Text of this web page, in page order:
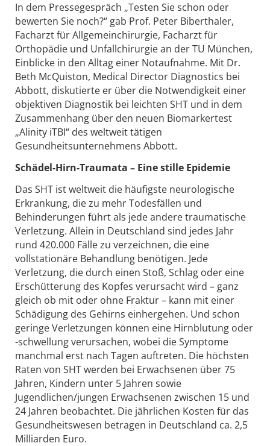
In dem Pressegespräch „Testen Sie schon oder
bewerten Sie noch?“ gab Prof. Peter Biberthaler,
Facharzt für Allgemeinchirurgie, Facharzt für
Orthopädie und Unfallchirurgie an der TU München,
Einblicke in den Alltag einer Notaufnahme. Mit Dr.
Beth McQuiston, Medical Director Diagnostics bei
Abbott, diskutierte er über die Notwendigkeit einer
objektiven Diagnostik bei leichten SHT und in dem
Zusammenhang über den neuen Biomarkertest
„Alinity iTBI“ des weltweit tätigen
Gesundheitsunternehmens Abbott.
Schädel-Hirn-Traumata – Eine stille Epidemie
Das SHT ist weltweit die häufigste neurologische
Erkrankung, die zu mehr Todesfällen und
Behinderungen führt als jede andere traumatische
Verletzung. Allein in Deutschland sind jedes Jahr
rund 420.000 Fälle zu verzeichnen, die eine
vollstationäre Behandlung benötigen. Jede
Verletzung, die durch einen Stoß, Schlag oder eine
Erschütterung des Kopfes verursacht wird – ganz
gleich ob mit oder ohne Fraktur – kann mit einer
Schädigung des Gehirns einhergehen. Und schon
geringe Verletzungen können eine Hirnblutung oder
-schwellung verursachen, wobei die Symptome
manchmal erst nach Tagen auftreten. Die höchsten
Raten von SHT werden bei Erwachsenen über 75
Jahren, Kindern unter 5 Jahren sowie
Jugendlichen/jungen Erwachsenen zwischen 15 und
24 Jahren beobachtet. Die jährlichen Kosten für das
Gesundheitswesen betragen in Deutschland ca. 2,5
Milliarden Euro.